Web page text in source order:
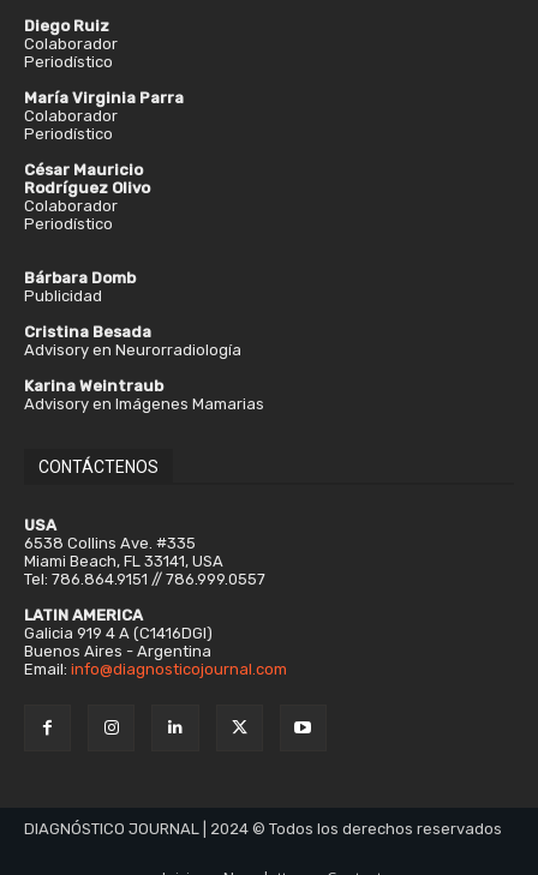
Diego Ruiz
Colaborador
Periodístico
María Virginia Parra
Colaborador
Periodístico
César Mauricio
Rodríguez Olivo
Colaborador
Periodístico
Bárbara Domb
Publicidad
Cristina Besada
Advisory en Neurorradiología
Karina Weintraub
Advisory en Imágenes Mamarias
CONTÁCTENOS
USA
6538 Collins Ave. #335
Miami Beach, FL 33141, USA
Tel: 786.864.9151 // 786.999.0557
LATIN AMERICA
Galicia 919 4 A (C1416DGI)
Buenos Aires - Argentina
Email: info@diagnosticojournal.com
DIAGNÓSTICO JOURNAL | 2024 © Todos los derechos reservados